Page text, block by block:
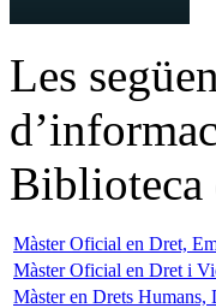
Les
Biblioteca
Màster Oficial en Dret,
Màster Oficial en Dret i
Màster en Drets